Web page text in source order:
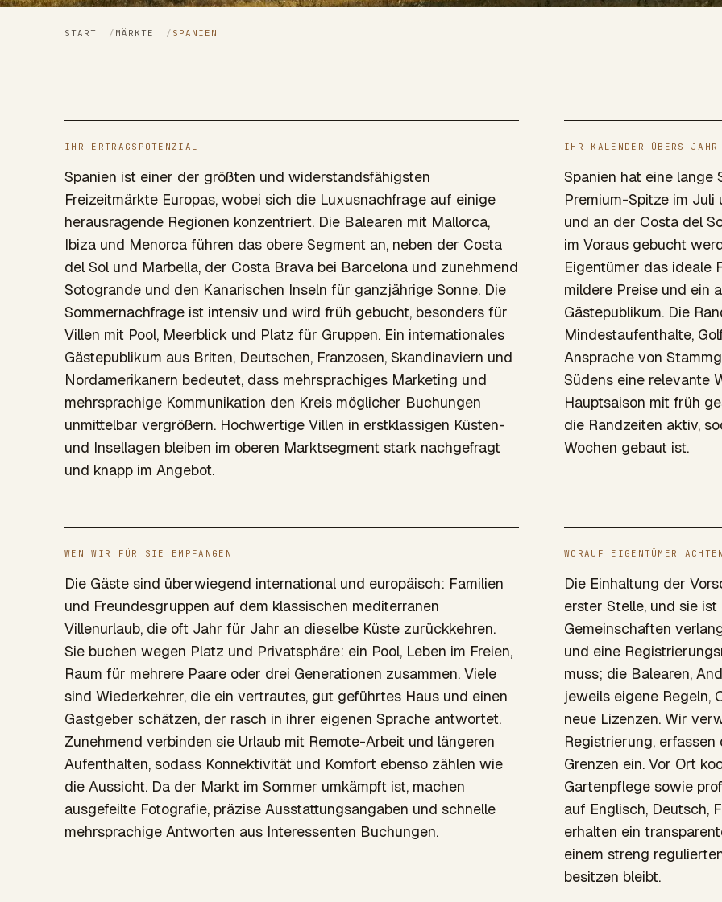
START / MÄRKTE / SPANIEN
IHR ERTRAGSPOTENZIAL
Spanien ist einer der größten und widerstandsfähigsten
Freizeitmärkte Europas, wobei sich die Luxusnachfrage auf einige
herausragende Regionen konzentriert. Die Balearen mit Mallorca,
Ibiza und Menorca führen das obere Segment an, neben der Costa
del Sol und Marbella, der Costa Brava bei Barcelona und zunehmend
Sotogrande und den Kanarischen Inseln für ganzjährige Sonne. Die
Sommernachfrage ist intensiv und wird früh gebucht, besonders für
Villen mit Pool, Meerblick und Platz für Gruppen. Ein internationales
Gästepublikum aus Briten, Deutschen, Franzosen, Skandinaviern und
Nordamerikanern bedeutet, dass mehrsprachiges Marketing und
mehrsprachige Kommunikation den Kreis möglicher Buchungen
unmittelbar vergrößern. Hochwertige Villen in erstklassigen Küsten-
und Insellagen bleiben im oberen Marktsegment stark nachgefragt
und knapp im Angebot.
IHR KALENDER ÜBERS JAHR
Spanien hat eine lange
Premium-Spitze im
und an der Costa del
im Voraus gebucht
Eigentümer das ideale
mildere Preise und ein
Gästepublikum. Die
Mindestaufenthalte,
Ansprache von
Südens eine relevante
Hauptsaison mit früh
die Randzeiten aktiv,
Wochen gebaut ist.
WEN WIR FÜR SIE EMPFANGEN
Die Gäste sind überwiegend international und europäisch: Familien
und Freundesgruppen auf dem klassischen mediterranen
Villenurlaub, die oft Jahr für Jahr an dieselbe Küste zurückkehren.
Sie buchen wegen Platz und Privatsphäre: ein Pool, Leben im Freien,
Raum für mehrere Paare oder drei Generationen zusammen. Viele
sind Wiederkehrer, die ein vertrautes, gut geführtes Haus und einen
Gastgeber schätzen, der rasch in ihrer eigenen Sprache antwortet.
Zunehmend verbinden sie Urlaub mit Remote-Arbeit und längeren
Aufenthalten, sodass Konnektivität und Komfort ebenso zählen wie
die Aussicht. Da der Markt im Sommer umkämpft ist, machen
ausgefeilte Fotografie, präzise Ausstattungsangaben und schnelle
mehrsprachige Antworten aus Interessenten Buchungen.
WORAUF EIGENTÜMER ACHTEN
Die Einhaltung der
erster Stelle, und sie
Gemeinschaften
und eine
muss; die Balearen,
jeweils eigene Regeln,
neue Lizenzen. Wir
Registrierung,
Grenzen ein. Vor Ort
Gartenpflege sowie
auf Englisch, Deutsch,
erhalten ein
einem streng
besitzen bleibt.